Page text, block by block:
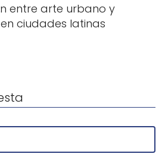
entre arte urbano y
ciudades latinas